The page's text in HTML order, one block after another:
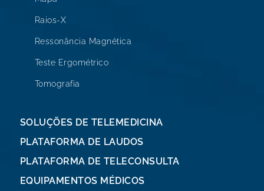
Raios-X
Ressonância Magnética
Teste Ergométrico
Tomografia
SOLUÇÕES DE TELEMEDICINA
PLATAFORMA DE LAUDOS
PLATAFORMA DE TELECONSULTA
EQUIPAMENTOS MÉDICOS